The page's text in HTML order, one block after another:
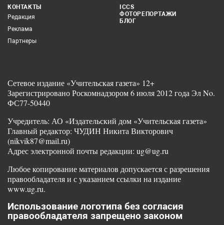
КОНТАКТЫ
Редакция
Реклама
Партнеры
ICCS
ФОТОРЕПОРТАЖИ
БЛОГ
Сетевое издание «Учительская газета» 12+
Зарегистрировано Роскомнадзором 6 июля 2012 года Эл No.
ФС77-50440
Учредитель: АО «Издательский дом «Учительская газета»
Главный редактор: ЧУДИН Никита Викторович
(nikvik87@mail.ru)
Адрес электронной почты редакции: ug@ug.ru
Любое копирование материалов допускается с разрешения
правообладателя и с указанием ссылки на издание
www.ug.ru.
Использование логотипа без согласия
правообладателя запрещено законом